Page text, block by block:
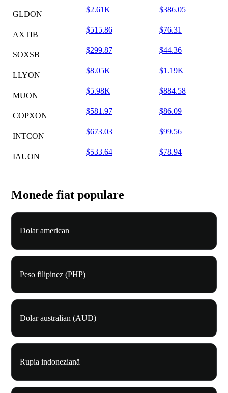
GLDON
$2.61K $386.05
AXTIB
$515.86 $76.31
SOXSB
$299.87 $44.36
LLYON
$8.05K $1.19K
MUON
$5.98K $884.58
COPXON
$581.97 $86.09
INTCON
$673.03 $99.56
IAUON
$533.64 $78.94
Monede fiat populare
Dolar american
Peso filipinez (PHP)
Dolar australian (AUD)
Rupia indoneziană